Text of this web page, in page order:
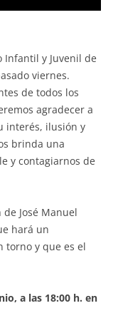
Infantil y Juvenil de
viernes.
de todos los
agradecer a
interés, ilusión y
brinda una
y contagiarnos de
José Manuel
hará un
torno y que es el
a las 18:00 h. en